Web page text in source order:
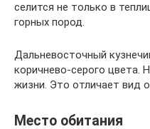
селится не только в
горных пород.
Дальневосточный
коричнево-серого цвета.
жизни. Это отличает вид
Место обитания